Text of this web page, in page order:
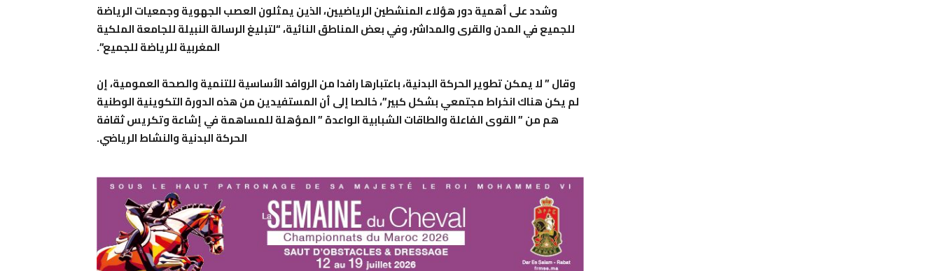
وشدد على أهمية دور هؤلاء المنشطين الرياضيين، الذين يمثلون العصب الجهوية وجمعيات الرياضة
للجميع في المدن والقرى والمداشر، وفي بعض المناطق النائية، “لتبليغ الرسالة النبيلة للجامعة الملكية
المغربية للرياضة للجميع”.
وقال ” لا يمكن تطوير الحركة البدنية، باعتبارها رافدا من الروافد الأساسية للتنمية والصحة العمومية، إن
لم يكن هناك انخراط مجتمعي بشكل كبير”، خالصا إلى أن المستفيدين من هذه الدورة التكوينية الوطنية
هم من ” القوى الفاعلة والطاقات الشبابية الواعدة ” المؤهلة للمساهمة في إشاعة وتكريس ثقافة
الحركة البدنية والنشاط الرياضي.